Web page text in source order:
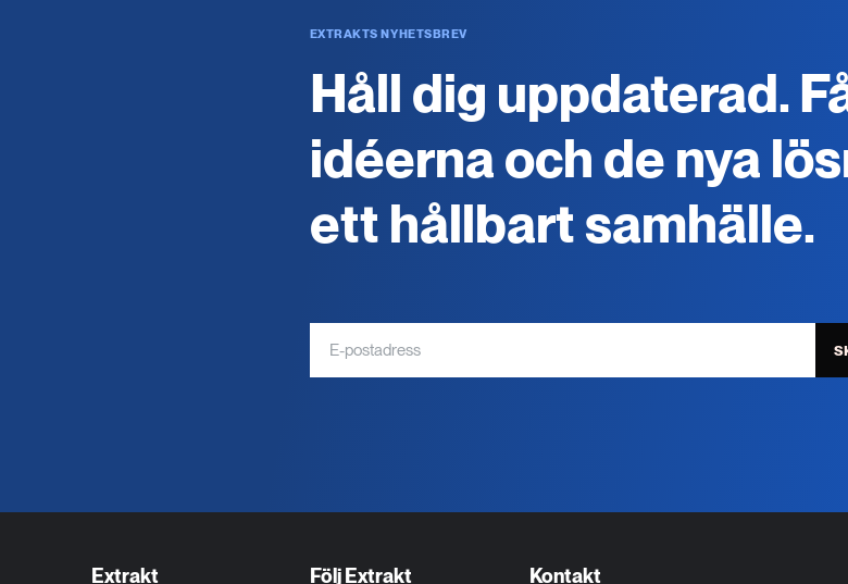
EXTRAKTS NYHETSBREV
Håll dig uppdaterad.
idéerna och de nya
ett hållbart samhälle.
Extrakt Följ Extrakt Kontakt